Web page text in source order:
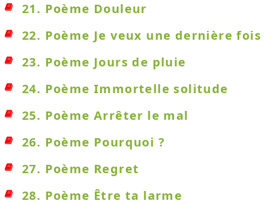
21. Poème Douleur
22. Poème Je veux une dernière fois
23. Poème Jours de pluie
24. Poème Immortelle solitude
25. Poème Arrêter le mal
26. Poème Pourquoi ?
27. Poème Regret
28. Poème Être ta larme